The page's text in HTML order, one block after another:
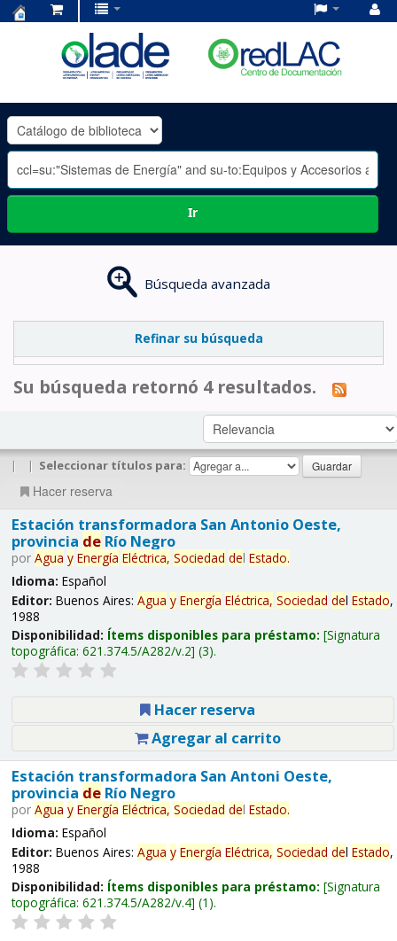
OLADE
-
Ir
Búsqueda avanzada
Refinar su búsqueda
Su búsqueda retornó 4 resultados.
| | Seleccionar títulos para:
Hacer reserva
Estación transformadora San Antonio Oeste,
provincia deRío Negro
por Agua y Energía Eléctrica, Sociedad del Estado.
Idioma: Español
Editor: Buenos Aires: Agua y Energía Eléctrica, Sociedad del Estado,
1988
Disponibilidad: Ítems disponibles para préstamo: Signatura
topográfica: 621.374.5/A282/v.2 (3).
Hacer reserva
Agregar al carrito
Estación transformadora San Antoni Oeste,
provincia deRío Negro
por Agua y Energía Eléctrica, Sociedad del Estado.
Idioma: Español
Editor: Buenos Aires: Agua y Energía Eléctrica, Sociedad del Estado,
1988
Disponibilidad: Ítems disponibles para préstamo: Signatura
topográfica: 621.374.5/A282/v.4 (1).